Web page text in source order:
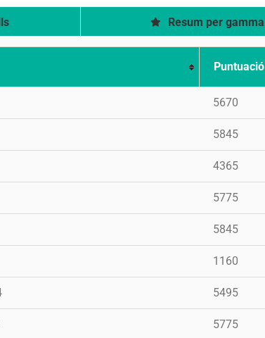
Resum per gamma
Puntuació
5670
5845
4365
5775
5845
1160
5495
5775